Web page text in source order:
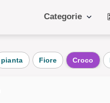
Categorie
Quotidiano
pianta Fiore Croco